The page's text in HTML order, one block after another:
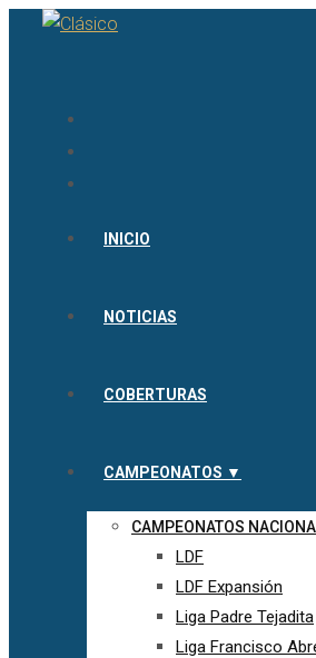
INICIO
NOTICIAS
COBERTURAS
CAMPEONATOS ▼
CAMPEONATOS
LDF
LDF Expansión
Liga Padre Tejadita
Liga Francisco